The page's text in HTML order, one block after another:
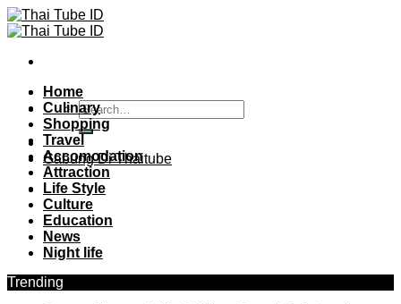
Skip
to
Gabung Di Thaitube
Home
Culinary
Shopping
Travel
Accomodation
Attraction
Life Style
Culture
Education
News
Night life
Trending